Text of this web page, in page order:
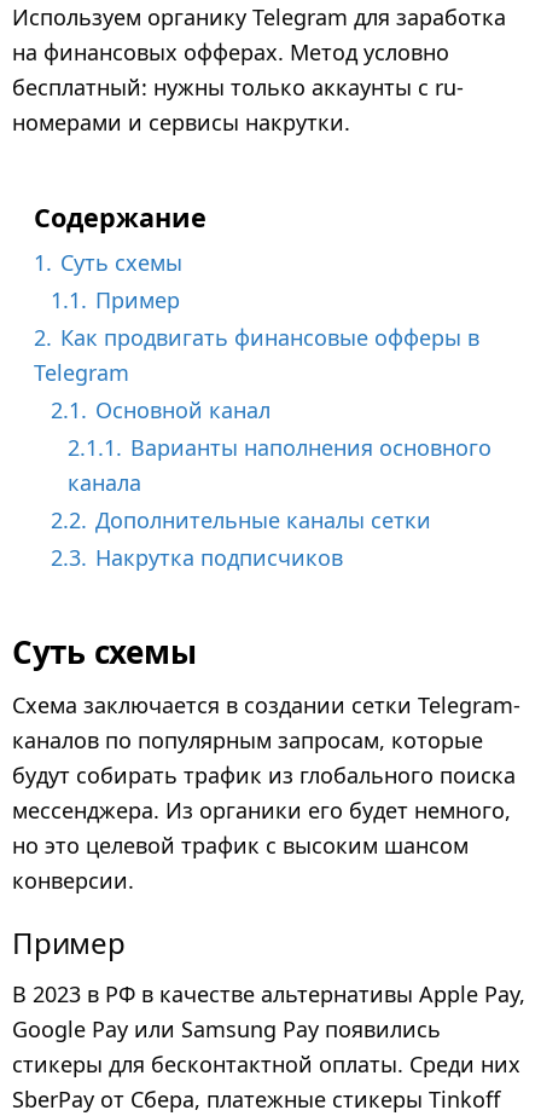
г
о
д
а
Используем органику Telegram для заработка
на финансовых офферах. Метод условно
бесплатный: нужны только аккаунты с ru-
номерами и сервисы накрутки.
Содержание
1. Суть схемы
1.1. Пример
2. Как продвигать финансовые офферы в
Telegram
2.1. Основной канал
2.1.1. Варианты наполнения основного
канала
2.2. Дополнительные каналы сетки
2.3. Накрутка подписчиков
Суть схемы
Схема заключается в создании сетки Telegram-
каналов по популярным запросам, которые
будут собирать трафик из глобального поиска
мессенджера. Из органики его будет немного,
но это целевой трафик с высоким шансом
конверсии.
Пример
В 2023 в РФ в качестве альтернативы Apple Pay,
Google Pay или Samsung Pay появились
стикеры для бесконтактной оплаты. Среди них
SberPay от Сбера, платежные стикеры Tinkoff